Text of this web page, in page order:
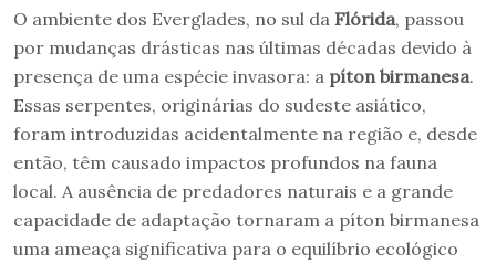
O ambiente dos Everglades, no sul da Flórida, passou
por mudanças drásticas nas últimas décadas devido à
presença de uma espécie invasora: a píton birmanesa.
Essas serpentes, originárias do sudeste asiático,
foram introduzidas acidentalmente na região e, desde
então, têm causado impactos profundos na fauna
local. A ausência de predadores naturais e a grande
capacidade de adaptação tornaram a píton birmanesa
uma ameaça significativa para o equilíbrio ecológico